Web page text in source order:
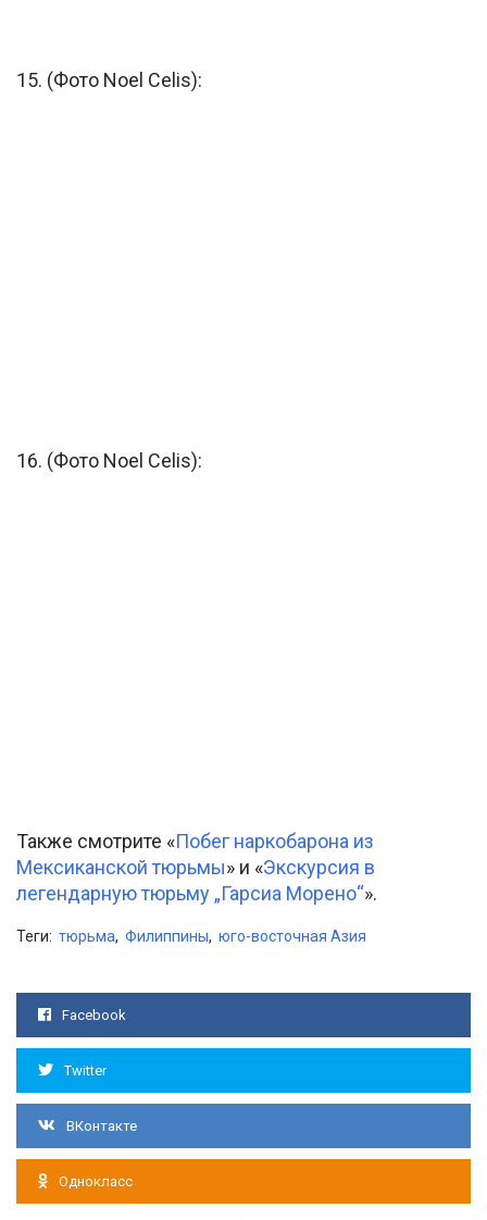
15. (Фото Noel Celis):
16. (Фото Noel Celis):
Также смотрите «Побег наркобарона из
Мексиканской тюрьмы» и «Экскурсия в
легендарную тюрьму „Гарсиа Морено“».
Теги: тюрьма, Филиппины, юго-восточная Азия
Facebook
Twitter
ВКонтакте
Однокласс